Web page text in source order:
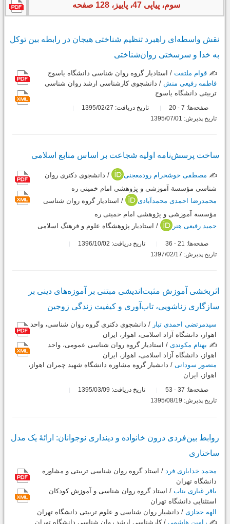
سوم، پیاپی 47، پاییز، 128 صفحه
نقش واسطه‌ای‌ راهبرد تنظیم شناختی هیجان در رابطه بین توکل
به خدا و سرسختی روان‌شناختی
✍️ قوام ملتفت / استادیار گروه روان شناسی دانشگاه یاسوج
فاطمه رفیعی منش / دانشجوی کارشناسی ارشد روان شناسی
تربیتی دانشگاه یاسوج
صفحه‌ها: 7
-
تاریخ دریافت: 1395/02/27
تاریخ پذیرش: 1395/07/01
ساخت پرسش‌نامه اولیه شجاعت بر اساس منابع اسلامی
✍️ مصطفی خوشخرام رودمعجنی
/ دانشجوی دکتری روان
شناسی مؤسسة آموزشی و پژوهشی امام خمینی ره
محمدرضا احمدی محمدآبادی
/ استادیار گروه روان شناسی
مؤسسة آموزشی و پژوهشی امام خمینی ره
حمید رفیعی هنر
/ استادیار پژوهشگاه علوم و فرهنگ اسلامی
صفحه‌ها: 21
-
تاریخ دریافت: 1396/10/02
تاریخ پذیرش: 1397/02/17
اثربخشی آموزش مثبت‌اندیشی مبتنی بر آموزه‌های دینی بر
سازگاری زناشویی، تاب‌آوری و کیفیت زندگی زوجین
سیدمرتضی احمدی تبار / دانشجوی دکتری گروه روان شناسی، واحد
اهواز، دانشگاه آزاد اسلامی، اهواز، ایران
✍️ بهنام مکوندی / استادیار گروه روان شناسی عمومی، واحد
اهواز، دانشگاه آزاد اسلامی، اهواز، ایران
منصور سودانی / دانشیار گروه مشاوره دانشگاه شهید چمران اهواز،
اهواز، ایران
صفحه‌ها: 37
-
تاریخ دریافت: 1395/03/09
تاریخ پذیرش: 1395/08/19
روابط بین‌فردی درون خانواده و دینداری نوجوانان: ارائۀ یک مدل
ساختاری
محمد خدایاری فرد / استاد گروه روان شناسی تربیتی و مشاوره
دانشگاه تهران
باقر غباری بناب / استاد گروه روان شناسی و آموزش کودکان
استثنایی دانشگاه تهران
الهه حجازی / دانشیار روان شناسی و علوم تربیتی دانشگاه تهران
✍️ رامین هاشمی / کارشناسی ارشد روان شناسی دانشگاه تهران